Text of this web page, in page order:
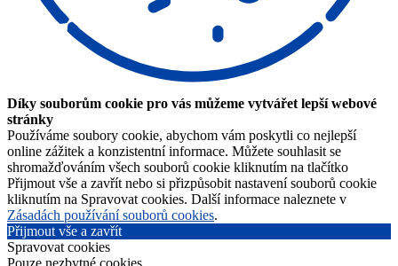
Díky souborům cookie pro vás můžeme vytvářet lepší webové
stránky
Používáme soubory cookie, abychom vám poskytli co nejlepší
online zážitek a konzistentní informace. Můžete souhlasit se
shromažďováním všech souborů cookie kliknutím na tlačítko
Přijmout vše a zavřít nebo si přizpůsobit nastavení souborů cookie
kliknutím na Spravovat cookies. Další informace naleznete v
Zásadách používání souborů cookies.
Přijmout vše a zavřít
Spravovat cookies